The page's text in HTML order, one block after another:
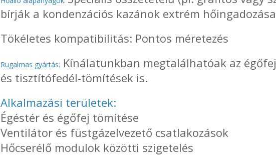
bírják a kondenzációs kazánok extrém
Tökéletes kompatibilitás: Pontos méretezés
Rugalmas gyártás: Kínálatunkban megtalálhatóak az
és tisztítófedél-tömítések is.
Alkalmazási területek:
Égéstér és égőfej tömítése
Ventilátor és füstgázelvezető csatlakozások
Hőcserélő modulok közötti szigetelés